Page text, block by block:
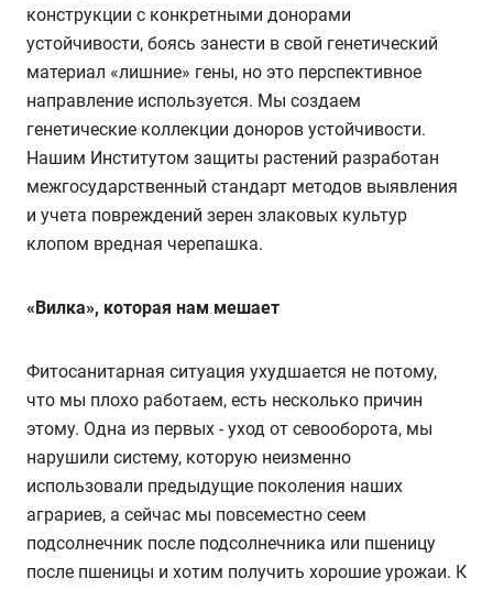
конструкции с конкретными донорами
устойчивости, боясь занести в свой генетический
материал «лишние» гены, но это перспективное
направление используется. Мы создаем
генетические коллекции доноров устойчивости.
Нашим Институтом защиты растений разработан
межгосударственный стандарт методов выявления
и учета повреждений зерен злаковых культур
клопом вредная черепашка.
«Вилка», которая нам мешает
Фитосанитарная ситуация ухудшается не потому,
что мы плохо работаем, есть несколько причин
этому. Одна из первых - уход от севооборота, мы
нарушили систему, которую неизменно
использовали предыдущие поколения наших
аграриев, а сейчас мы повсеместно сеем
подсолнечник после подсолнечника или пшеницу
после пшеницы и хотим получить хорошие урожаи. К